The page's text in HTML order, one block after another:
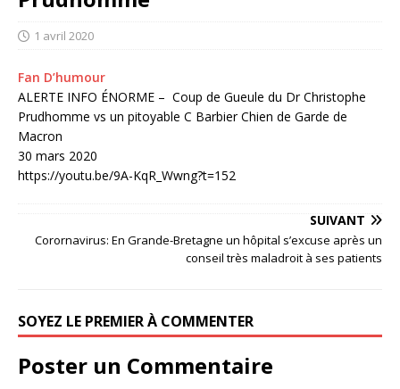
1 avril 2020
Fan D’humour
ALERTE INFO ÉNORME – Coup de Gueule du Dr Christophe
Prudhomme vs un pitoyable C Barbier Chien de Garde de
Macron
30 mars 2020
https://youtu.be/9A-KqR_Wwng?t=152
SUIVANT
Corornavirus: En Grande-Bretagne un hôpital s’excuse après un
conseil très maladroit à ses patients
SOYEZ LE PREMIER À COMMENTER
Poster un Commentaire